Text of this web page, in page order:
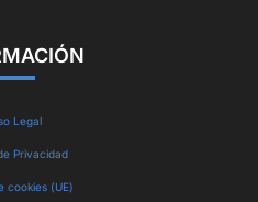
Legal
Privacidad
cookies (UE)